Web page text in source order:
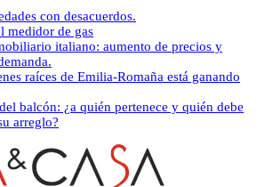
con desacuerdos.
medidor de gas
italiano: aumento de precios y
raíces de Emilia-Romaña está ganando
balcón: ¿a quién pertenece y quién debe
arreglo?